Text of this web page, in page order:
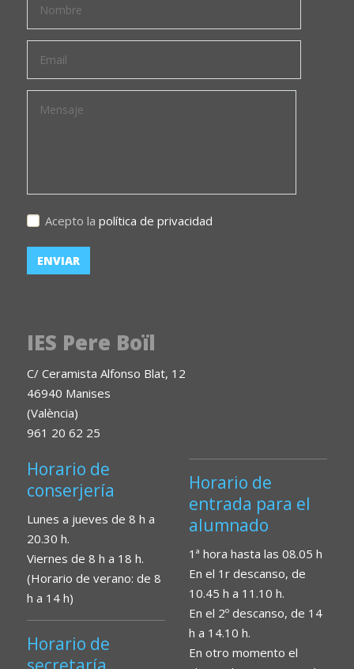
Acepto la política de privacidad
IES Pere Boïl
C/ Ceramista Alfonso Blat, 12
46940 Manises
(València)
961 20 62 25
Horario de
conserjería
Lunes a jueves de 8 h a
20.30 h.
Viernes de 8 h a 18 h.
(Horario de verano: de 8
h a 14 h)
Horario de
Horario de
entrada para el
alumnado
1ª hora hasta las 08.05 h
En el 1r descanso, de
10.45 h a 11.10 h.
En el 2º descanso, de 14
h a 14.10 h.
En otro momento el